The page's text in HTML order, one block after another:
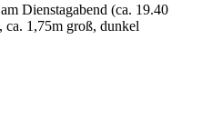
Dienstagabend (ca. 19.40
ca. 1,75m groß, dunkel